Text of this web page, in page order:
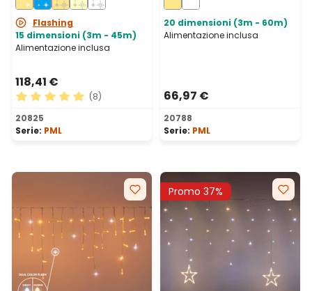
prolungabile, IP67
Flashing
15 dimensioni (3m - 45m)
Alimentazione inclusa
118,41 €
Valutazione media di 5 su 5 stelle
(8)
20825
Serie: PML
prolungabile, IP67
20 dimensioni (3m - 60m)
Alimentazione inclusa
66,97 €
20788
Serie: PML
Promo 37%